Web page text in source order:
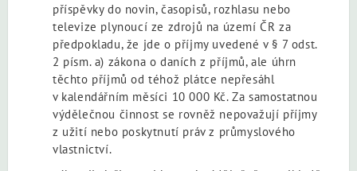
příspěvky do novin, časopisů, rozhlasu nebo
televize plynoucí ze zdrojů na území ČR za
předpokladu, že jde o příjmy uvedené v § 7 odst.
2 písm. a) zákona o daních z příjmů, ale úhrn
těchto příjmů od téhož plátce nepřesáhl
v kalendářním měsíci 10 000 Kč. Za samostatnou
výdělečnou činnost se rovněž nepovažují příjmy
z užití nebo poskytnutí práv z průmyslového
vlastnictví.